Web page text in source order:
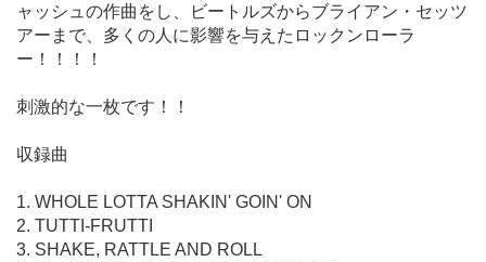
ャッシュの作曲をし、ビートルズからブライアン・セッツ
アーまで、多くの人に影響を与えたロックンローラ
ー！！！！
刺激的な一枚です！！
収録曲
1. WHOLE LOTTA SHAKIN' GOIN' ON
2. TUTTI-FRUTTI
3. SHAKE, RATTLE AND ROLL